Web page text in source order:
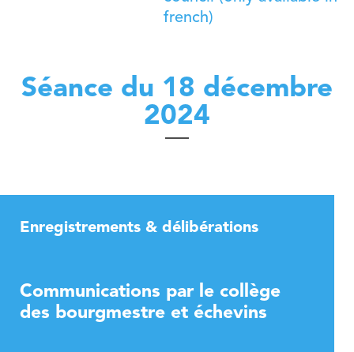
Publications
Municipal Agents and Rural Guards department
Technical Services
Governance Department
Visiteur
french)
Séance du 18 décembre
2024
Enregistrements & délibérations
Communications par le collège
des bourgmestre et échevins